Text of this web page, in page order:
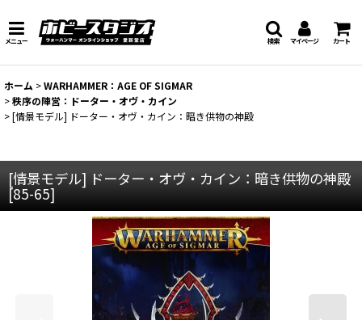
メニュー マイページ カート
検索
ホーム >WARHAMMER：AGE OF SIGMAR
>秩序の陣営：ドーター・オヴ・カイン
>[情景モデル] ドーター・オヴ・カイン：暗き供物の神殿
[情景モデル] ドーター・オヴ・カイン：暗き供物の神殿
[85-65]